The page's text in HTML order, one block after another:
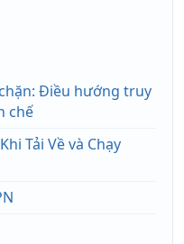
Điều hướng truy
chế
Tải Về và Chạy